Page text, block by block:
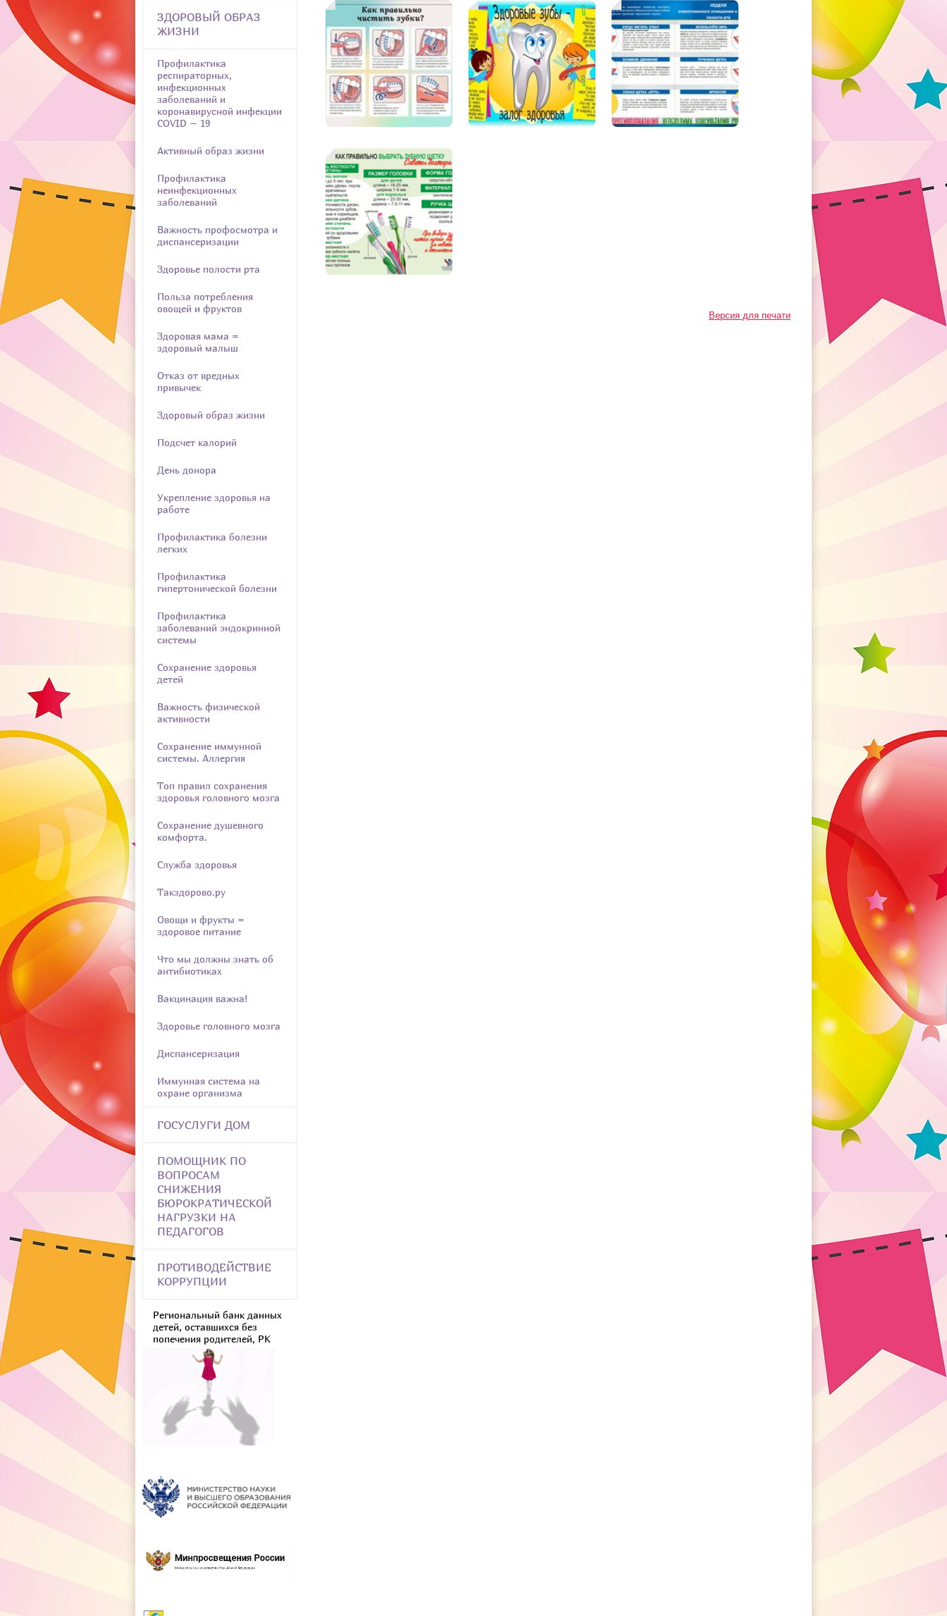
ЗДОРОВЫЙ ОБРАЗ
ЖИЗНИ
Профилактика
респираторных,
инфекционных
заболеваний и
коронавирусной инфекции
COVID – 19
Активный образ жизни
Профилактика
неинфекционных
заболеваний
Важность профосмотра и
диспансеризации
Здоровье полости рта
Польза потребления
овощей и фруктов
Здоровая мама =
здоровый малыш
Отказ от вредных
привычек
Здоровый образ жизни
Подсчет калорий
День донора
Укрепление здоровья на
работе
Профилактика болезни
легких
Профилактика
гипертонической болезни
Профилактика
заболеваний эндокринной
системы
Сохранение здоровья
детей
Важность физической
активности
Сохранение иммунной
системы. Аллергия
Топ правил сохранения
здоровья головного мозга
Сохранение душевного
комфорта.
Служба здоровья
Такздорово.ру
Овощи и фрукты =
здоровое питание
Что мы должны знать об
антибиотиках
Вакцинация важна!
Здоровье головного мозга
Диспансеризация
Иммунная система на
охране организма
ГОСУСЛУГИ ДОМ
ПОМОЩНИК ПО
ВОПРОСАМ
СНИЖЕНИЯ
БЮРОКРАТИЧЕСКОЙ
НАГРУЗКИ НА
ПЕДАГОГОВ
ПРОТИВОДЕЙСТВИЕ
КОРРУПЦИИ
Региональный банк данных
детей, оставшихся без
попечения родителей, РК
Версия для печати